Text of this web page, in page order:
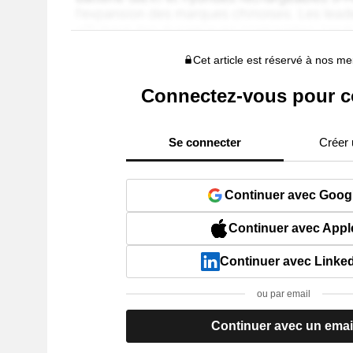
Cet article est réservé à nos
Connectez-vous pour
Se connecter Créer
Continuer avec
Continuer avec
Continuer avec
ou par email
Continuer avec un email